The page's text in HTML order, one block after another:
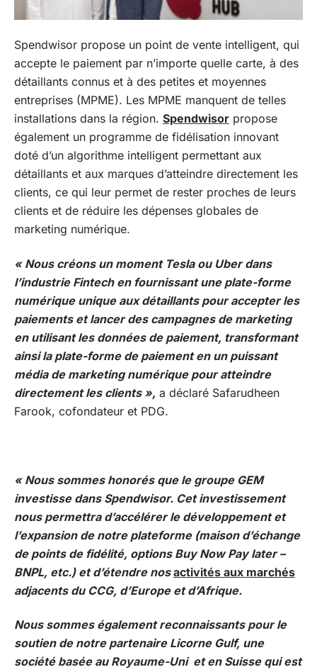
Spendwisor propose un point de vente intelligent, qui
accepte le paiement par n’importe quelle carte, à des
détaillants connus et à des petites et moyennes
entreprises (MPME). Les MPME manquent de telles
installations dans la région. Spendwisor propose
également un programme de fidélisation innovant
doté d’un algorithme intelligent permettant aux
détaillants et aux marques d’atteindre directement les
clients, ce qui leur permet de rester proches de leurs
clients et de réduire les dépenses globales de
marketing numérique.
« Nous créons un moment Tesla ou Uber dans
l’industrie Fintech en fournissant une plate-forme
numérique unique aux détaillants pour accepter les
paiements et lancer des campagnes de marketing
en utilisant les données de paiement, transformant
ainsi la plate-forme de paiement en un puissant
média de marketing numérique pour atteindre
directement les clients », a déclaré Safarudheen
Farook, cofondateur et PDG.
« Nous sommes honorés que le groupe GEM
investisse dans Spendwisor. Cet investissement
nous permettra d’accélérer le développement et
l’expansion de notre plateforme (maison d’échange
de points de fidélité, options Buy Now Pay later –
BNPL, etc.) et d’étendre nosactivités aux marchés
adjacents du CCG, d’Europe et d’Afrique.
Nous sommes également reconnaissants pour le
soutien de notre partenaire Licorne Gulf, une
société basée au Royaume-Uni et en Suisse qui est